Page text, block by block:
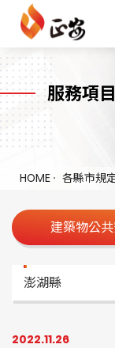
服務項目
HOME 各縣市規
建築物公
澎湖縣
澎湖縣
2022.11.26